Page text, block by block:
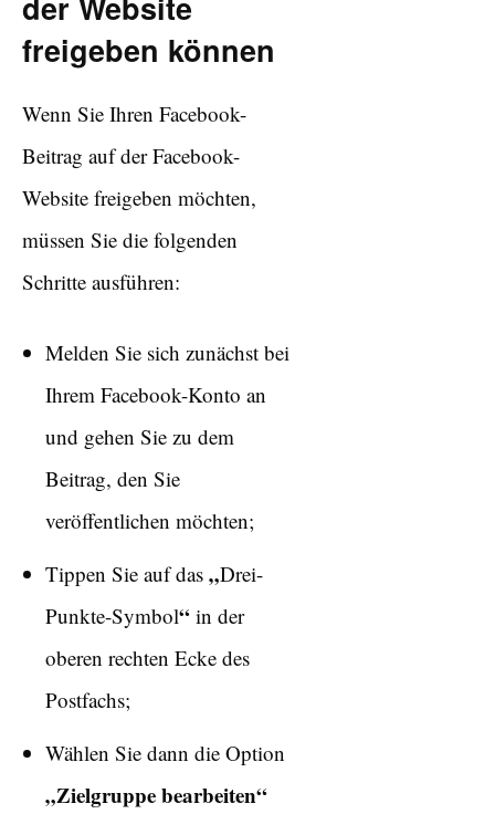
freigeben können
Wenn Sie Ihren Facebook-
Beitrag auf der Facebook-
Website freigeben möchten,
müssen Sie die folgenden
Schritte ausführen:
Melden Sie sich zunächst bei
Ihrem Facebook-Konto an
und gehen Sie zu dem
Beitrag, den Sie
veröffentlichen möchten;
Tippen Sie auf das „Drei-
Punkte-Symbol“ in der
oberen rechten Ecke des
Postfachs;
Wählen Sie dann die Option
„Zielgruppe bearbeiten“